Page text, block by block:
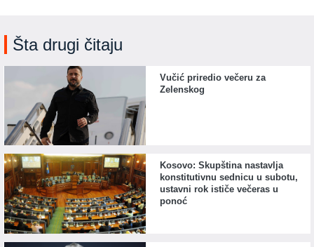
Šta drugi čitaju
Vučić priredio večeru za
Zelenskog
Kosovo: Skupština nastavlja
konstitutivnu sednicu u subotu,
ustavni rok ističe večeras u
ponoć